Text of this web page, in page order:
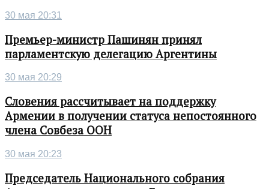
30 мая 20:31
Премьер-министр Пашинян принял
парламентскую делегацию Аргентины
30 мая 20:29
Словения рассчитывает на поддержку
Армении в получении статуса непостоянного
члена Совбеза ООН
30 мая 20:23
Председатель Национального собрания